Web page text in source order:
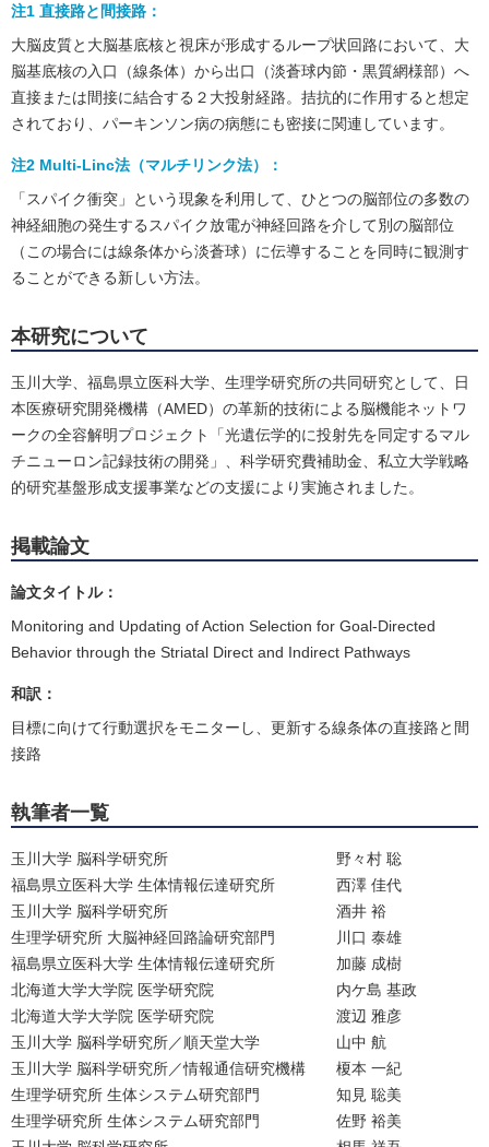
注1 直接路と間接路：
大脳皮質と大脳基底核と視床が形成するループ状回路において、大
脳基底核の入口（線条体）から出口（淡蒼球内節・黒質網様部）へ
直接または間接に結合する２大投射経路。拮抗的に作用すると想定
されており、パーキンソン病の病態にも密接に関連しています。
注2 Multi-Linc法（マルチリンク法）：
「スパイク衝突」という現象を利用して、ひとつの脳部位の多数の
神経細胞の発生するスパイク放電が神経回路を介して別の脳部位
（この場合には線条体から淡蒼球）に伝導することを同時に観測す
ることができる新しい方法。
本研究について
玉川大学、福島県立医科大学、生理学研究所の共同研究として、日
本医療研究開発機構（AMED）の革新的技術による脳機能ネットワ
ークの全容解明プロジェクト「光遺伝学的に投射先を同定するマル
チニューロン記録技術の開発」、科学研究費補助金、私立大学戦略
的研究基盤形成支援事業などの支援により実施されました。
掲載論文
論文タイトル：
Monitoring and Updating of Action Selection for Goal-Directed
Behavior through the Striatal Direct and Indirect Pathways
和訳：
目標に向けて行動選択をモニターし、更新する線条体の直接路と間
接路
執筆者一覧
玉川大学 脳科学研究所
野々村 聡
福島県立医科大学 生体情報伝達研究所
西澤 佳代
玉川大学 脳科学研究所
酒井 裕
生理学研究所 大脳神経回路論研究部門
川口 泰雄
福島県立医科大学 生体情報伝達研究所
加藤 成樹
北海道大学大学院 医学研究院
内ケ島 基政
北海道大学大学院 医学研究院
渡辺 雅彦
玉川大学 脳科学研究所／順天堂大学
山中 航
玉川大学 脳科学研究所／情報通信研究機構
榎本 一紀
生理学研究所 生体システム研究部門
知見 聡美
生理学研究所 生体システム研究部門
佐野 裕美